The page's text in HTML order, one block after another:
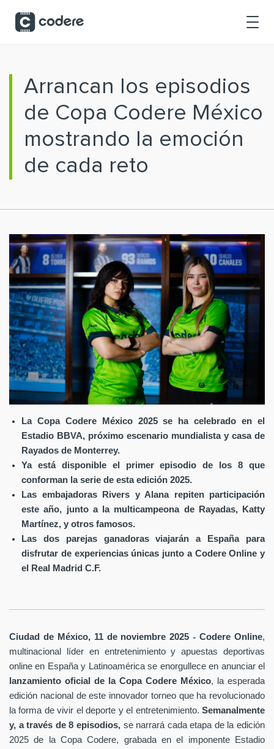
Arrancan los episodios
de Copa Codere México
mostrando la emoción
de cada reto
La Copa Codere México 2025 se ha celebrado en el
Estadio BBVA, próximo escenario mundialista y casa de
Rayados de Monterrey.
Ya está disponible el primer episodio de los 8 que
conforman la serie de esta edición 2025.
Las embajadoras Rivers y Alana repiten participación
este año, junto a la multicampeona de Rayadas, Katty
Martínez, y otros famosos.
Las dos parejas ganadoras viajarán a España para
disfrutar de experiencias únicas junto a Codere Online y
el Real Madrid C.F.
Ciudad de México, 11 de noviembre 2025 -Codere Online,
multinacional líder en entretenimiento y apuestas deportivas
online en España y Latinoamérica se enorgullece en anunciar el
lanzamiento oficial de la Copa Codere México, la esperada
edición nacional de este innovador torneo que ha revolucionado
la forma de vivir el deporte y el entretenimiento. Semanalmente
y, a través de 8 episodios, se narrará cada etapa de la edición
2025 de la Copa Codere, grabada en el imponente Estadio